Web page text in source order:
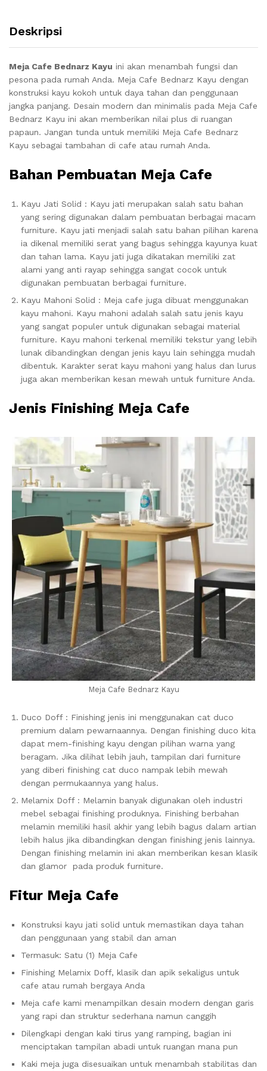
Deskripsi
Meja Cafe Bednarz Kayu ini akan menambah fungsi dan
pesona pada rumah Anda. Meja Cafe Bednarz Kayu dengan
konstruksi kayu kokoh untuk daya tahan dan penggunaan
jangka panjang. Desain modern dan minimalis pada Meja Cafe
Bednarz Kayu ini akan memberikan nilai plus di ruangan
papaun. Jangan tunda untuk memiliki Meja Cafe Bednarz
Kayu sebagai tambahan di cafe atau rumah Anda.
Bahan Pembuatan Meja Cafe
Kayu Jati Solid : Kayu jati merupakan salah satu bahan
yang sering digunakan dalam pembuatan berbagai macam
furniture. Kayu jati menjadi salah satu bahan pilihan karena
ia dikenal memiliki serat yang bagus sehingga kayunya kuat
dan tahan lama. Kayu jati juga dikatakan memiliki zat
alami yang anti rayap sehingga sangat cocok untuk
digunakan pembuatan berbagai furniture.
Kayu Mahoni Solid : Meja cafe juga dibuat menggunakan
kayu mahoni. Kayu mahoni adalah salah satu jenis kayu
yang sangat populer untuk digunakan sebagai material
furniture. Kayu mahoni terkenal memiliki tekstur yang lebih
lunak dibandingkan dengan jenis kayu lain sehingga mudah
dibentuk. Karakter serat kayu mahoni yang halus dan lurus
juga akan memberikan kesan mewah untuk furniture Anda.
Jenis Finishing Meja Cafe
Meja Cafe Bednarz Kayu
Duco Doff : Finishing jenis ini menggunakan cat duco
premium dalam pewarnaannya. Dengan finishing duco kita
dapat mem-finishing kayu dengan pilihan warna yang
beragam. Jika dilihat lebih jauh, tampilan dari furniture
yang diberi finishing cat duco nampak lebih mewah
dengan permukaannya yang halus.
Melamix Doff : Melamin banyak digunakan oleh industri
mebel sebagai finishing produknya. Finishing berbahan
melamin memiliki hasil akhir yang lebih bagus dalam artian
lebih halus jika dibandingkan dengan finishing jenis lainnya.
Dengan finishing melamin ini akan memberikan kesan klasik
dan glamor pada produk furniture.
Fitur Meja Cafe
Konstruksi kayu jati solid untuk memastikan daya tahan
dan penggunaan yang stabil dan aman
Termasuk: Satu (1) Meja Cafe
Finishing Melamix Doff, klasik dan apik sekaligus untuk
cafe atau rumah bergaya Anda
Meja cafe kami menampilkan desain modern dengan garis
yang rapi dan struktur sederhana namun canggih
Dilengkapi dengan kaki tirus yang ramping, bagian ini
menciptakan tampilan abadi untuk ruangan mana pun
Kaki meja juga disesuaikan untuk menambah stabilitas dan